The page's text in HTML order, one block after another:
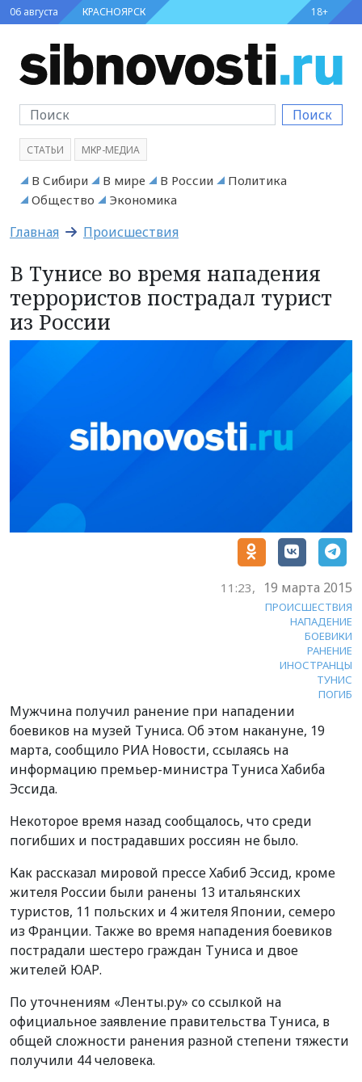
06 августа КРАСНОЯРСК 18+
Поиск
СТАТЬИ МКР-МЕДИА
В Сибири В мире В России
Политика
Общество
Экономика
Главная Происшествия
В Тунисе во время нападения
террористов пострадал турист
из России
11:23, 19 марта 2015
ПРОИСШЕСТВИЯ
НАПАДЕНИЕ
БОЕВИКИ
РАНЕНИЕ
ИНОСТРАНЦЫ
ТУНИС
ПОГИБ
Мужчина получил ранение при нападении
боевиков на музей Туниса. Об этом накануне, 19
марта, сообщило РИА Новости, ссылаясь на
информацию премьер-министра Туниса Хабиба
Эссида.
Некоторое время назад сообщалось, что среди
погибших и пострадавших россиян не было.
Как рассказал мировой прессе Хабиб Эссид, кроме
жителя России были ранены 13 итальянских
туристов, 11 польских и 4 жителя Японии, семеро
из Франции. Также во время нападения боевиков
пострадали шестеро граждан Туниса и двое
жителей ЮАР.
По уточнениям «Ленты.ру» со ссылкой на
официальное заявление правительства Туниса, в
общей сложности ранения разной степени тяжести
получили 44 человека.